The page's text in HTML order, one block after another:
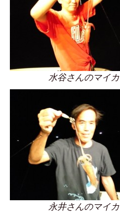
水谷さんのマイカ
永井さんのマイカ